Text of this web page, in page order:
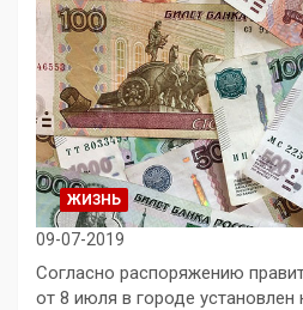
ЖИЗНЬ
09-07-2019
Согласно распоряжению
от 8 июля в городе